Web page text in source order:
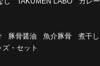
豚骨醤油 魚介豚骨 煮干し
ズ・セット